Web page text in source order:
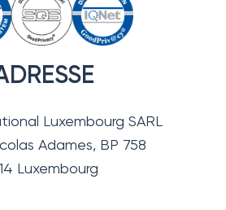
Luxembourg SARL
Adames, BP 758
Luxembourg